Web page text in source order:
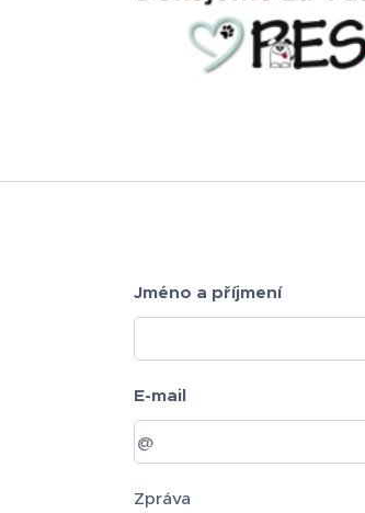
Jméno a příjmení
E-mail
Zpráva